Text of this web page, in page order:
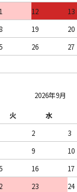
12 13
19 20
26 27
2026年9月
火 水
2 3
9 10
16 17
23 24